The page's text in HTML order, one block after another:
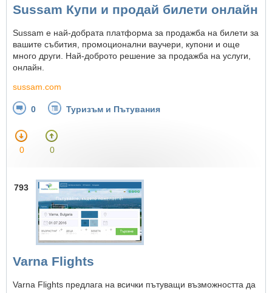
Sussam Купи и продай билети онлайн
Sussam е най-добрата платформа за продажба на билети за
вашите събития, промоционални ваучери, купони и още
много други. Най-доброто решение за продажба на услуги,
онлайн.
sussam.com
0 Туризъм и Пътувания
0 0
793
Varna Flights
Varna Flights предлага на всички пътуващи възможността да